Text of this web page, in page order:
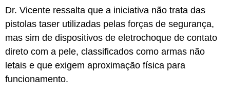
Dr. Vicente ressalta que a iniciativa não trata das
pistolas taser utilizadas pelas forças de segurança,
mas sim de dispositivos de eletrochoque de contato
direto com a pele, classificados como armas não
letais e que exigem aproximação física para
funcionamento.